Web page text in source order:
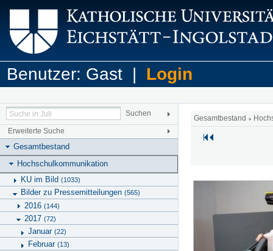
Benutzer: Gast | Login
Erweiterte Suche
Gesamtbestand
Hochschulkommunikation
KU im Bild (1033)
Bilder zu Pressemitteilungen (565)
2016 (144)
2017 (72)
Januar (22)
Februar (13)
Gesamtbestand